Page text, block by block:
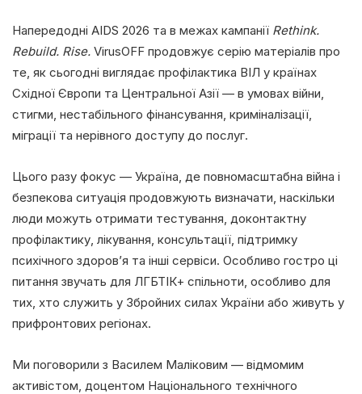
Напередодні AIDS 2026 та в межах кампанії Rethink.
Rebuild. Rise. VirusOFF продовжує серію матеріалів про
те, як сьогодні виглядає профілактика ВІЛ у країнах
Східної Європи та Центральної Азії — в умовах війни,
стигми, нестабільного фінансування, криміналізації,
міграції та нерівного доступу до послуг.
Цього разу фокус — Україна, де повномасштабна війна і
безпекова ситуація продовжують визначати, наскільки
люди можуть отримати тестування, доконтактну
профілактику, лікування, консультації, підтримку
психічного здоров’я та інші сервіси. Особливо гостро ці
питання звучать для ЛГБТІК+ спільноти, особливо для
тих, хто служить у Збройних силах України або живуть у
прифронтових регіонах.
Ми поговорили з Василем Маліковим — відмомим
активістом, доцентом Національного технічного